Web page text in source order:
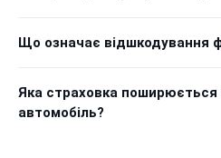
Що означає відшкодування
Яка страховка поширюється
автомобіль?